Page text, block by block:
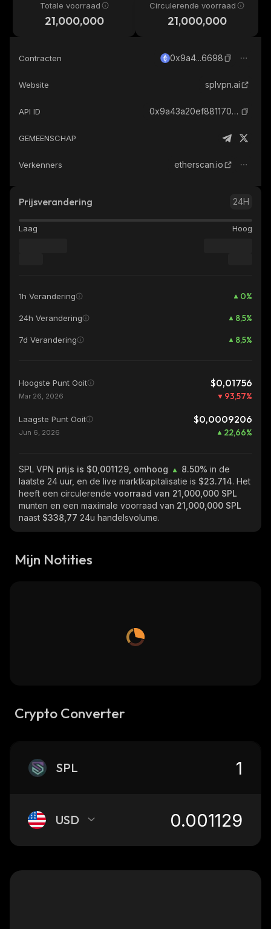
Totale voorraad
21,000,000
Circulerende voorraad
21,000,000
Contracten 0x9a4...6698
Website splvpn.ai
API ID 0x9a43a20ef8811707f8e9ca84695b2a2675c66698_ethereum
GEMEENSCHAP
Verkenners etherscan.io
Prijsverandering 24H
Laag Hoog
1h Verandering 0%
24h Verandering 8,5%
7d Verandering 8,5%
Hoogste Punt Ooit $0,01756
Mar 26, 2026 93,57%
Laagste Punt Ooit $0,0009206
Jun 6, 2026 22,66%
SPL VPN prijs is $0,001129, omhoog 8.50% in de
laatste 24 uur, en de live marktkapitalisatie is $23.714. Het
heeft een circulerende voorraad van 21,000,000 SPL
munten en een maximale voorraad van 21,000,000 SPL
naast $338,77 24u handelsvolume.
Mijn Notities
Crypto Converter
SPL
USD